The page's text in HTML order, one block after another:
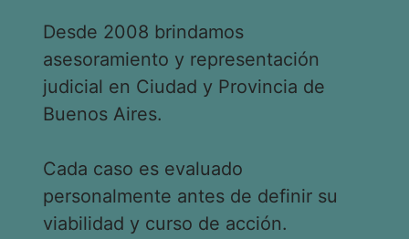
Desde 2008 brindamos
asesoramiento y representación
judicial en Ciudad y Provincia de
Buenos Aires.
Cada caso es evaluado
personalmente antes de definir su
viabilidad y curso de acción.